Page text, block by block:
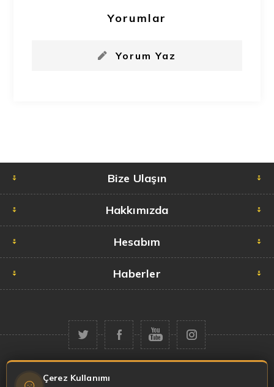
Yorumlar
Yorum Yaz
Bize Ulaşın
Hakkımızda
Hesabım
Haberler
Telif hakkı © 2026 Garaj Market. Tüm hakları saklıdır.
Çerez Kullanımı